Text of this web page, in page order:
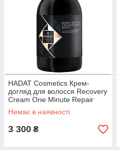
HADAT Cosmetics Крем-
догляд для волосся Recovery
Cream One Minute Repair
Немає в наявності
3 300 ₴